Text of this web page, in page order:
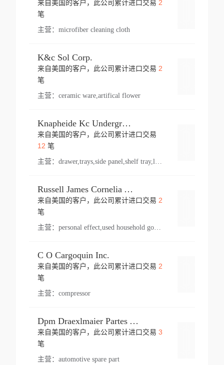
来自美国的客户，此公司累计进口交易 2
笔
主营： microfiber cleaning cloth
K&c Sol Corp.
来自美国的客户，此公司累计进口交易 2
笔
主营： ceramic ware,artifical flower
Knapheide Kc Underground
来自美国的客户，此公司累计进口交易
12 笔
主营：
Russell James Cornelia Arlington Va
来自美国的客户，此公司累计进口交易 2
笔
主营： personal effect,used household goods
C O Cargoquin Inc.
来自美国的客户，此公司累计进口交易 2
笔
主营： compressor
Dpm Draexlmaier Partes Automotrices Corr Ind Huejotzingo
来自美国的客户，此公司累计进口交易 3
笔
主营： automotive spare part